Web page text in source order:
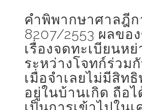
คำพิพากษาศาลฎีก
8207/2553 ผลขอ
เรื่องจดทะเบียนหย่
ระหว่างโจทก์ร่วม
เมื่อจำเลยไม่มีสิท
อยู่ในบ้านเกิด ถือไ